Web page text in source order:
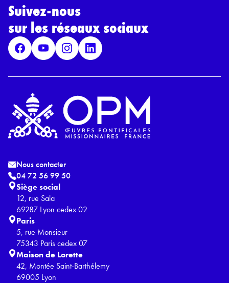
R
P
D
*
Suivez-nous
sur les réseaux sociaux
Nous contacter
04 72 56 99 50
Siège social
12, rue Sala
69287 Lyon cedex 02
Paris
5, rue Monsieur
75343 Paris cedex 07
Maison de Lorette
42, Montée Saint-Barthélemy
69005 Lyon